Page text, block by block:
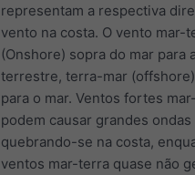
representam a respectiva
vento na costa. O vento mar-
(Onshore) sopra do mar para
terrestre, terra-mar
para o mar. Ventos fortes
podem causar grandes ondas
quebrando-se na costa,
ventos mar-terra quase não